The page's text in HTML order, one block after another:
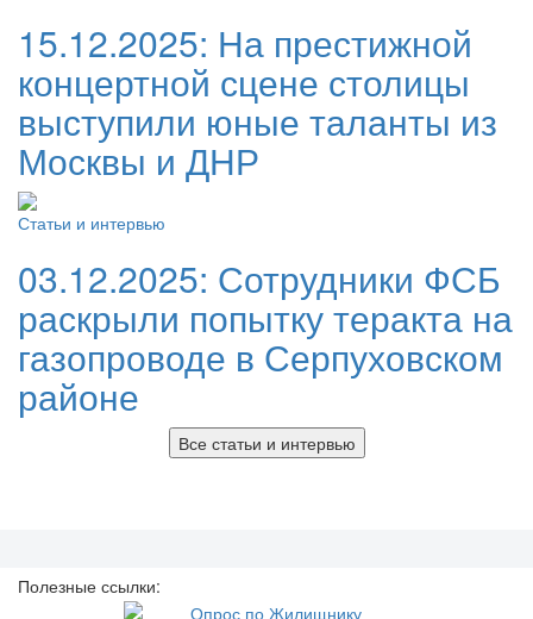
15.12.2025: На престижной
концертной сцене столицы
выступили юные таланты из
Москвы и ДНР
Статьи и интервью
03.12.2025: Сотрудники ФСБ
раскрыли попытку теракта на
газопроводе в Серпуховском
районе
Все статьи и интервью
Полезные ссылки: